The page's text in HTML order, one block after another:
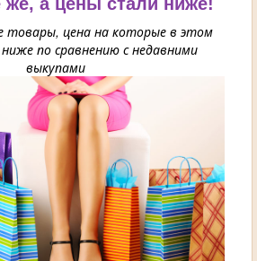
цена на которые в этом
по сравнению с недавними
выкупами